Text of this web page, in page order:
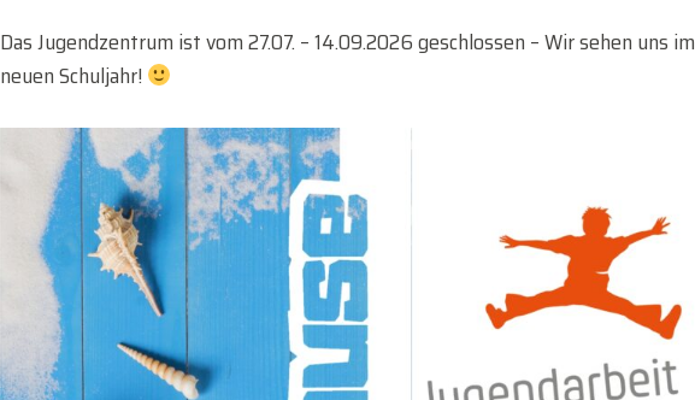
Das Jugendzentrum ist vom 27.07. – 14.09.2026 geschlossen – Wir sehen uns im
neuen Schuljahr!